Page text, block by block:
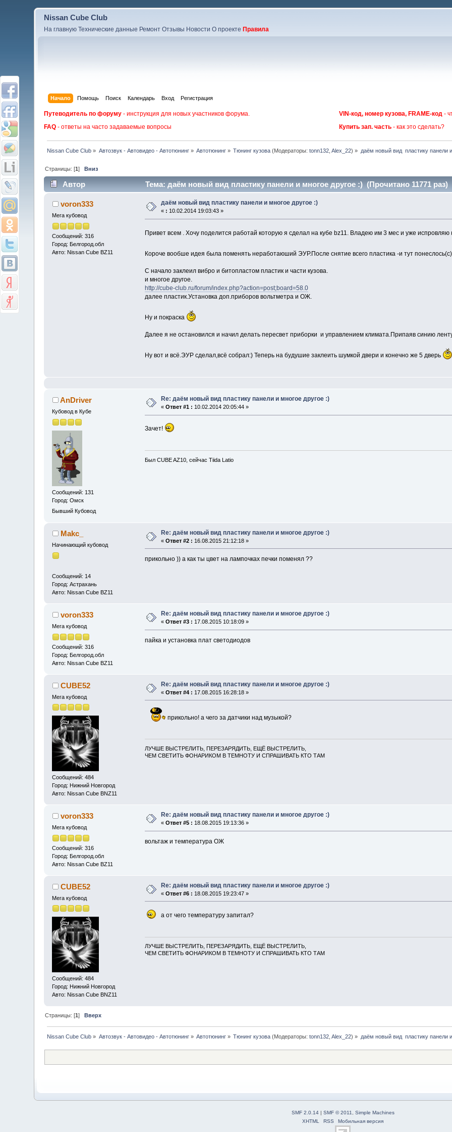
Nissan Cube Club
На главную Технические данные Ремонт Отзывы Новости О проекте Правила
Начало Помощь Поиск Календарь Вход Регистрация
Путеводитель по форуму - инструкция для новых участников форума. VIN-код, номер кузова, FRAME-код -
FAQ - ответы на часто задаваемые вопросы Купить зап. часть - как это сделать?
Nissan Cube Club » Автозвук - Автовидео - Автотюнинг» Автотюнинг » Тюнинг кузова (Модераторы:tonn132 ,Alex_22) » даём новый вид  пластику панели
Страницы: [1]Вниз
Автор Тема: даём новый вид пластику панели и многое другое :) (Прочитано 11771 раз)
voron333
Мега кубовод
Сообщений: 316
Город: Белгород.обл
Авто: Nissan Cube BZ11
даём новый вид пластику панели и многое другое :)
« : 10.02.2014 19:03:43 »
Привет всем . Хочу поделится работай которую я сделал на кубе bz11. Владею им 3 мес и уже испровляю
Короче вообше идея была поменять неработаюший ЭУР.После снятие всего пластика -и тут
С начало заклеил вибро и битопластом пластик и части кузова.
и многое другое.
http://cube-club.ru/forum/index.php?action=post;board=58.0
далее пластик.Установка доп.приборов вольтметра и ОЖ.
Ну и покраска
Далее я не остановился и начил делать пересвет приборки и управлением климата.Припаяв синию
Ну вот и всё.ЭУР сделал,всё собрал:) Теперь на будушие заклеить шумкой двери и конечно же 5 дверь
AnDriver
Кубовод в Кубе
Сообщений: 131
Город: Омск
Бывший Кубовод
Re: даём новый вид пластику панели и многое другое :)
«Ответ #1 : 10.02.2014 20:05:44 »
Зачет!
Был CUBE AZ10, сейчас Tiida Latio
Makc_
Начинающий кубовод
Сообщений: 14
Город: Астрахань
Авто: Nissan Cube BZ11
Re: даём новый вид пластику панели и многое другое :)
«Ответ #2 : 16.08.2015 21:12:18 »
прикольно )) а как ты цвет на лампочках печки поменял ??
voron333
Мега кубовод
Сообщений: 316
Город: Белгород.обл
Авто: Nissan Cube BZ11
Re: даём новый вид пластику панели и многое другое :)
«Ответ #3 : 17.08.2015 10:18:09 »
пайка и установка плат светодиодов
CUBE52
Мега кубовод
Сообщений: 484
Город: Нижний Новгород
Авто: Nissan Cube BNZ11
Re: даём новый вид пластику панели и многое другое :)
«Ответ #4 : 17.08.2015 16:28:18 »
прикольно! а чего за датчики над музыкой?
ЛУЧШЕ ВЫСТРЕЛИТЬ, ПЕРЕЗАРЯДИТЬ, ЕЩЁ ВЫСТРЕЛИТЬ,
ЧЕМ СВЕТИТЬ ФОНАРИКОМ В ТЕМНОТУ И СПРАШИВАТЬ КТО ТАМ
voron333
Мега кубовод
Сообщений: 316
Город: Белгород.обл
Авто: Nissan Cube BZ11
Re: даём новый вид пластику панели и многое другое :)
«Ответ #5 : 18.08.2015 19:13:36 »
вольтаж и температура ОЖ
CUBE52
Мега кубовод
Сообщений: 484
Город: Нижний Новгород
Авто: Nissan Cube BNZ11
Re: даём новый вид пластику панели и многое другое :)
«Ответ #6 : 18.08.2015 19:23:47 »
а от чего температуру запитал?
ЛУЧШЕ ВЫСТРЕЛИТЬ, ПЕРЕЗАРЯДИТЬ, ЕЩЁ ВЫСТРЕЛИТЬ,
ЧЕМ СВЕТИТЬ ФОНАРИКОМ В ТЕМНОТУ И СПРАШИВАТЬ КТО ТАМ
Страницы: [1]Вверх
Nissan Cube Club » Автозвук - Автовидео - Автотюнинг» Автотюнинг » Тюнинг кузова (Модераторы:tonn132 ,Alex_22) » даём новый вид  пластику панели
SMF 2.0.14| SMF © 2011
Simple Machines
XHTML
RSS Мобильная версия